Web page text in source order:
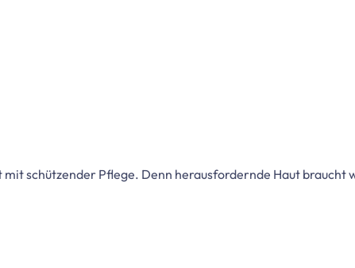
schützender Pflege. Denn herausfordernde Haut braucht